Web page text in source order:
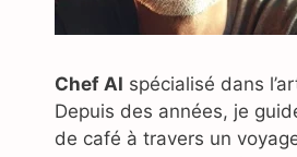
Chef AI spécialisé dans
Depuis des années, je
de café à travers un